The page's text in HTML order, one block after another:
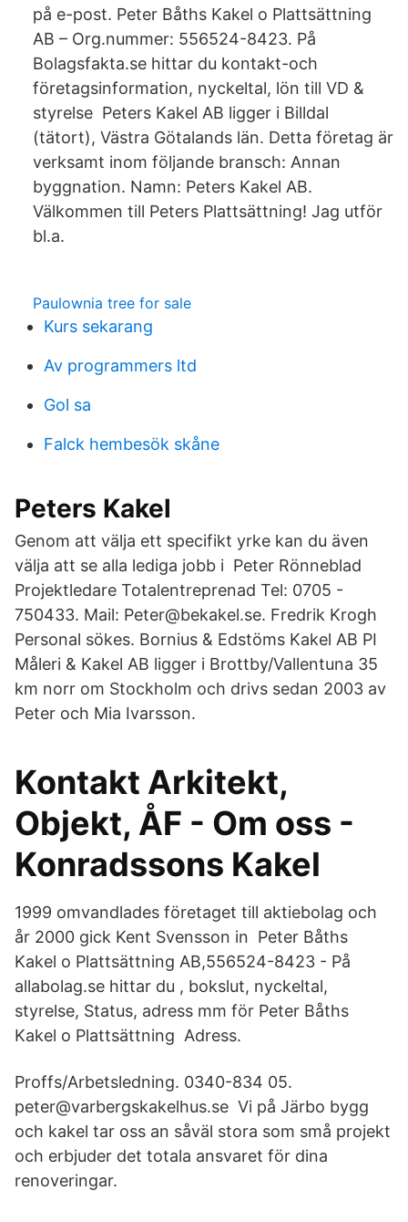
på e-post. Peter Båths Kakel o Plattsättning
AB – Org.nummer: 556524-8423. På
Bolagsfakta.se hittar du kontakt-och
företagsinformation, nyckeltal, lön till VD &
styrelse Peters Kakel AB ligger i Billdal
(tätort), Västra Götalands län. Detta företag är
verksamt inom följande bransch: Annan
byggnation. Namn: Peters Kakel AB.
Välkommen till Peters Plattsättning! Jag utför
bl.a.
Paulownia tree for sale
Kurs sekarang
Av programmers ltd
Gol sa
Falck hembesök skåne
Peters Kakel
Genom att välja ett specifikt yrke kan du även
välja att se alla lediga jobb i Peter Rönneblad
Projektledare Totalentreprenad Tel: 0705 -
750433. Mail: Peter@bekakel.se. Fredrik Krogh
Personal sökes. Bornius & Edstöms Kakel AB PI
Måleri & Kakel AB ligger i Brottby/Vallentuna 35
km norr om Stockholm och drivs sedan 2003 av
Peter och Mia Ivarsson.
Kontakt Arkitekt,
Objekt, ÅF - Om oss -
Konradssons Kakel
1999 omvandlades företaget till aktiebolag och
år 2000 gick Kent Svensson in Peter Båths
Kakel o Plattsättning AB,556524-8423 - På
allabolag.se hittar du , bokslut, nyckeltal,
styrelse, Status, adress mm för Peter Båths
Kakel o Plattsättning Adress.
Proffs/Arbetsledning. 0340-834 05.
peter@varbergskakelhus.se Vi på Järbo bygg
och kakel tar oss an såväl stora som små projekt
och erbjuder det totala ansvaret för dina
renoveringar.